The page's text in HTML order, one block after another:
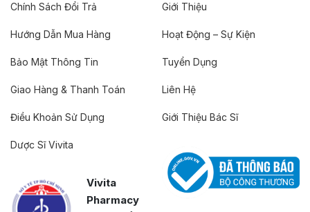
Chính Sách Đổi Trả
Hướng Dẫn Mua Hàng
Bảo Mật Thông Tin
Giao Hàng & Thanh Toán
Điều Khoản Sử Dụng
Dược Sĩ Vivita
Vivita
Pharmacy
Giới Thiệu
Hoạt Động – Sự Kiện
Tuyển Dụng
Liên Hệ
Giới Thiệu Bác Sĩ